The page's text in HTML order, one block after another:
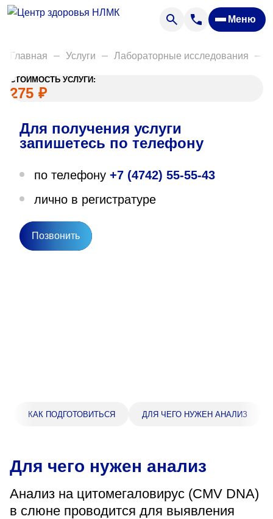
Меню
Анализы
Акции
Пациентам
Вакансии
О нас
Направления деятельности
Адрес
Суббота 08:00–16:00
Регистратура
+7 (4742) 55-55-43
Главная Услуги Лабораторные исследования
КАК ПОДГОТОВИТЬСЯ ДЛЯ ЧЕГО НУЖЕН АНАЛИЗ
Для чего нужен анализ
Анализ на цитомегаловирус (CMV DNA)
в слюне проводится для выявления
СТОИМОСТЬ УСЛУГИ:
275 ₽
Для получения услуги
запишетесь по телефону
по телефону +7 (4742) 55-55-43
лично в регистратуре
Позвонить